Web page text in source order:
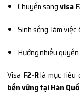
Chuyển sangvisa
Sinh sống, làm việc
Hưởng nhiều
Visa F2-Rlà mục tiêu
bền vững tại Hàn